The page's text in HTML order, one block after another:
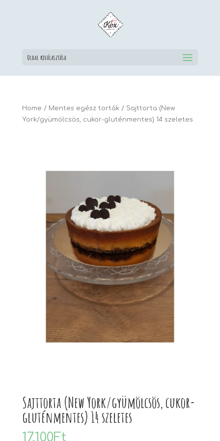
Oldal kiválasztása
Home / Mentes egész torták/ Sajttorta (New
York/gyümölcsös, cukor-gluténmentes) 14 szeletes
Sajttorta (New York/gyümölcsös, cukor-
gluténmentes) 14 szeletes
17.100Ft